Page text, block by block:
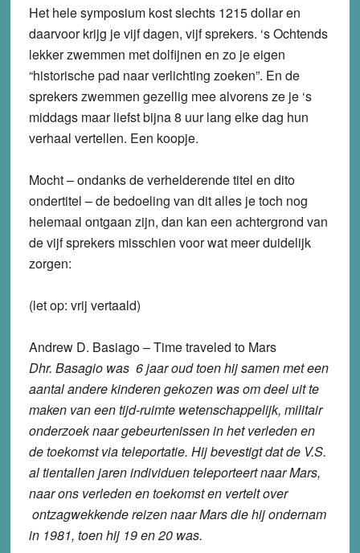
Het hele symposium kost slechts 1215 dollar en
daarvoor krijg je vijf dagen, vijf sprekers. ‘s Ochtends
lekker zwemmen met dolfijnen en zo je eigen
“historische pad naar verlichting zoeken”. En de
sprekers zwemmen gezellig mee alvorens ze je ‘s
middags maar liefst bijna 8 uur lang elke dag hun
verhaal vertellen. Een koopje.
Mocht – ondanks de verhelderende titel en dito
ondertitel – de bedoeling van dit alles je toch nog
helemaal ontgaan zijn, dan kan een achtergrond van
de vijf sprekers misschien voor wat meer duidelijk
zorgen:
(let op: vrij vertaald)
Andrew D. Basiago – Time traveled to Mars
Dhr. Basagio was 6 jaar oud toen hij samen met een
aantal andere kinderen gekozen was om deel uit te
maken van een tijd-ruimte wetenschappelijk, militair
onderzoek naar gebeurtenissen in het verleden en
de toekomst via teleportatie. Hij bevestigt dat de V.S.
al tientallen jaren individuen teleporteert naar Mars,
naar ons verleden en toekomst en vertelt over
ontzagwekkende reizen naar Mars die hij ondernam
in 1981, toen hij 19 en 20 was.